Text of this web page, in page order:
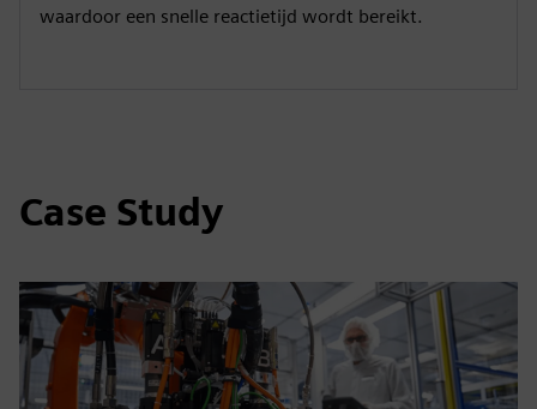
waardoor een snelle reactietijd wordt bereikt.
Case Study